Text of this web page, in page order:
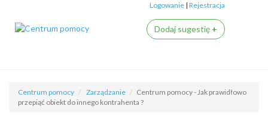
Logowanie |Rejestracja
Dodaj sugestię +
Centrum pomocy Zarządzanie
Centrum pomocy - Jak prawidłowo
przepiąć obiekt do innego kontrahenta ?